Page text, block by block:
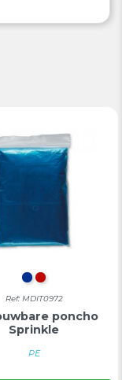
BLAUW
ROOD
Ref: MDIT0972
poncho
Sprinkle
PE